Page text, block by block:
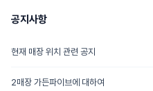
공지사항
현재 매장 위치 관련 공지
2매장 가든파이브에 대하여